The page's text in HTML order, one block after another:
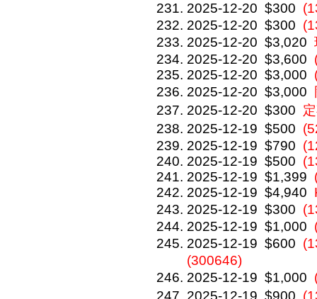
2025-12-20 $300
2025-12-20 $300
2025-12-20 $3,020
2025-12-20 $3,600
2025-12-20 $3,000
2025-12-20 $3,000
2025-12-20 $300
2025-12-19 $500
2025-12-19 $790
2025-12-19 $500
2025-12-19 $1,399
2025-12-19 $4,940
2025-12-19 $300
2025-12-19 $1,000
2025-12-19 $600
(300646)
2025-12-19 $1,000